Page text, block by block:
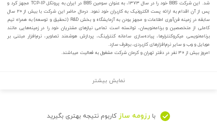
شد. این شرکت BBS خود را در سال ۱۳۷۳، به عنوان سومین BBS در ایران به پروتکل TCP-IP مجهز کرد و
پس از آن اقدام به ارائه پست الکترونیک به کاربران خود نمود. درحال حاضر این شرکت با بیش از ۲۰ سال
سابقه در زمینه فن‌آوری اطلاعات و مجهز بودن به آزمایشگاه و بخش R&D (تحقیق و توسعه) به همراه تیم
کاملی از متخصصین و برنامه‌نویسان، توانسته است تمامی نیاز‌های مشتریان خود را در زمینه‌هایی مانند
برنامه‌نویسی میکرو‌کنترلرها، پیاده‌سازی سامانه کنترلینگ، پردازش هوشمند تصاویر، نرم‌افزار مبتنی بر
موبایل و وب و سایر نرم‌افزارهای کاربردی، برطرف سازد.
امروز بیش از ۳۰ نفر در دفتر تهران و کرمان شرکت مشغول به فعالیت میباشند.
نمایش بیشتر
با رزومه ساز کاربوم نتیجه بهتری بگیرید